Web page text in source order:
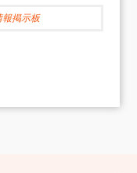
報掲示板